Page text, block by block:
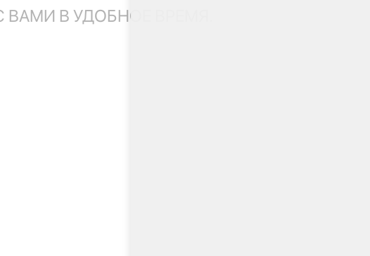
В УДОБНОЕ ВРЕМЯ.